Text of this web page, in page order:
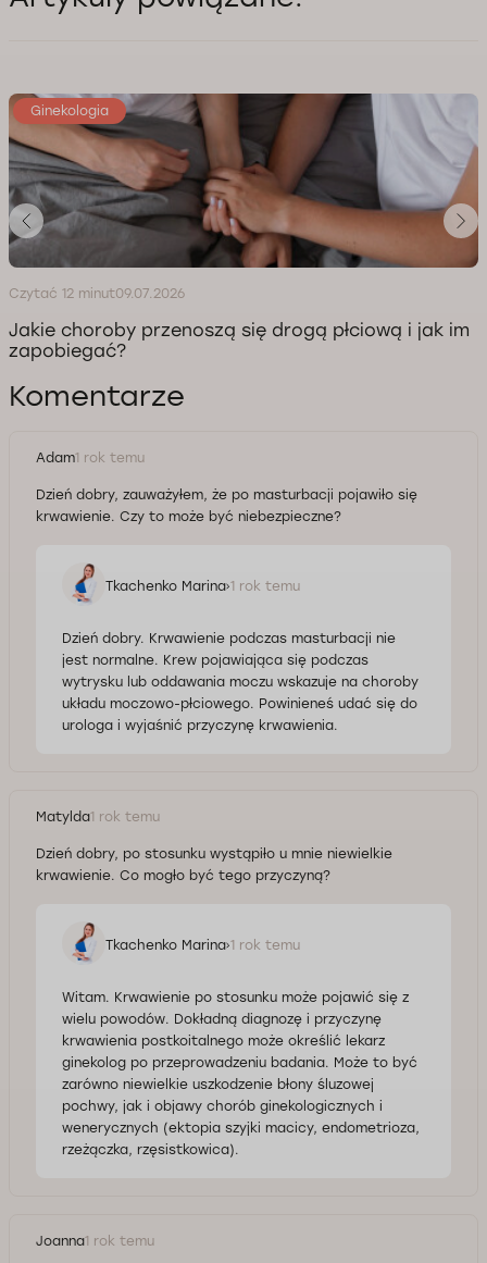
Ginekologia
Czytać 12 minut09.07.2026
Jakie choroby przenoszą się drogą płciową i jak im
zapobiegać?
Komentarze
Adam1 rok temu
Dzień dobry, zauważyłem, że po masturbacji pojawiło się
krwawienie. Czy to może być niebezpieczne?
Tkachenko Marina 1 rok temu
Dzień dobry. Krwawienie podczas masturbacji nie
jest normalne. Krew pojawiająca się podczas
wytrysku lub oddawania moczu wskazuje na choroby
układu moczowo-płciowego. Powinieneś udać się do
urologa i wyjaśnić przyczynę krwawienia.
Matylda1 rok temu
Dzień dobry, po stosunku wystąpiło u mnie niewielkie
krwawienie. Co mogło być tego przyczyną?
Tkachenko Marina 1 rok temu
Witam. Krwawienie po stosunku może pojawić się z
wielu powodów. Dokładną diagnozę i przyczynę
krwawienia postkoitalnego może określić lekarz
ginekolog po przeprowadzeniu badania. Może to być
zarówno niewielkie uszkodzenie błony śluzowej
pochwy, jak i objawy chorób ginekologicznych i
wenerycznych (ektopia szyjki macicy, endometrioza,
rzeżączka, rzęsistkowica).
Joanna1 rok temu